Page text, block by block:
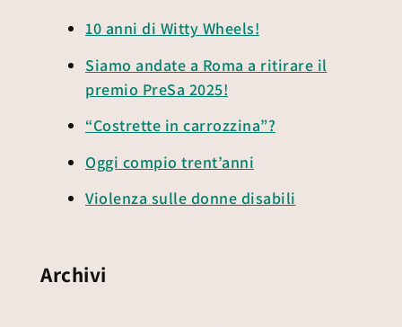
10 anni di Witty Wheels!
Siamo andate a Roma a ritirare il
premio PreSa 2025!
“Costrette in carrozzina”?
Oggi compio trent’anni
Violenza sulle donne disabili
Archivi